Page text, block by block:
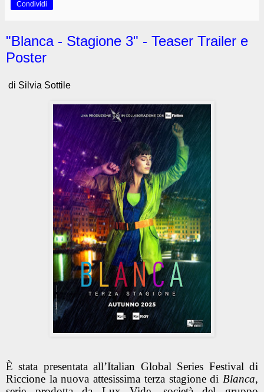
Condividi
"Blanca - Stagione 3" - Teaser Trailer e
Poster
di Silvia Sottile
È stata presentata all’Italian Global Series Festivaldi
Riccione la nuova attesissima terza stagione di Blanca,